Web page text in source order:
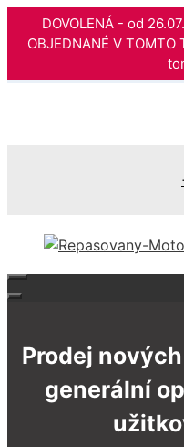
DOVOLENÁ - od
OBJEDNANÉ V TOMTO
Prodej
generální